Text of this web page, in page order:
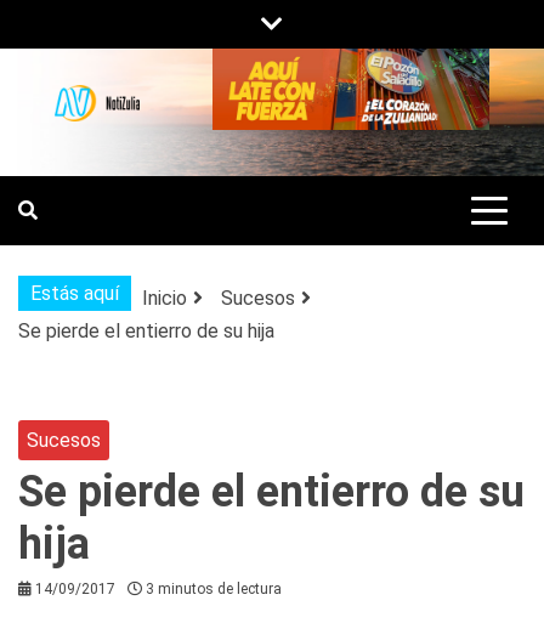
al
contenido
NOTIZULIA
NOTICIAS DEL ZULIA, VENEZUELA Y
DE INTERÉS GENERAL.
Estás aquí Inicio
Sucesos
Se pierde el entierro de su hija
Sucesos
Se pierde el entierro de su
hija
14/09/2017 3 minutos de lectura